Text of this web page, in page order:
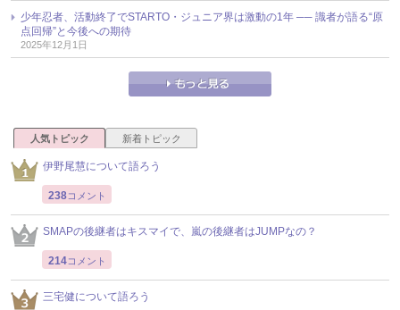
少年忍者、活動終了でSTARTO・ジュニア界は激動の1年 ── 識者が語る“原
点回帰”と今後への期待
2025年12月1日
人気トピック 新着トピック
伊野尾慧について語ろう
238コメント
SMAPの後継者はキスマイで、嵐の後継者はJUMPなの？
214コメント
三宅健について語ろう